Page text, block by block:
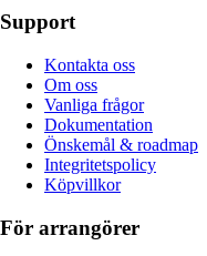
Support
Kontakta oss
Om oss
Vanliga frågor
Dokumentation
Önskemål & roadmap
Integritetspolicy
Köpvillkor
För arrangörer